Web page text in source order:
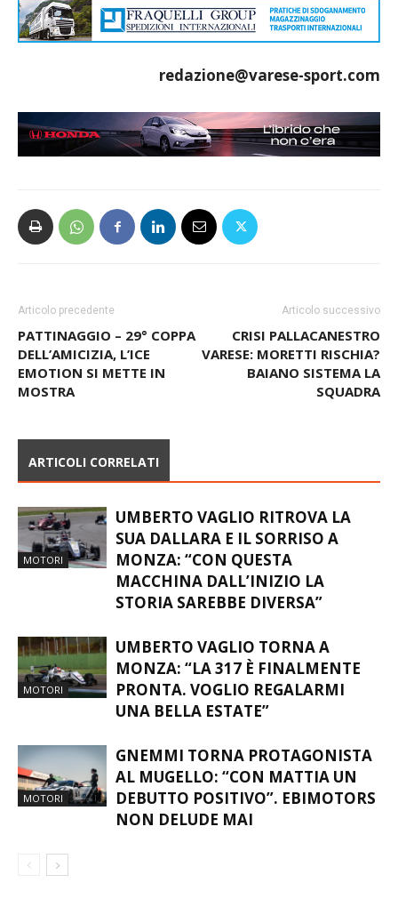
redazione@varese-sport.com
Articolo precedente
PATTINAGGIO – 29° COPPA
DELL’AMICIZIA, L’ICE
EMOTION SI METTE IN
MOSTRA
Articolo successivo
CRISI PALLACANESTRO
VARESE: MORETTI RISCHIA?
BAIANO SISTEMA LA
SQUADRA
ARTICOLI CORRELATI
MOTORI
UMBERTO VAGLIO RITROVA LA
SUA DALLARA E IL SORRISO A
MONZA: “CON QUESTA
MACCHINA DALL’INIZIO LA
STORIA SAREBBE DIVERSA”
MOTORI
UMBERTO VAGLIO TORNA A
MONZA: “LA 317 È FINALMENTE
PRONTA. VOGLIO REGALARMI
UNA BELLA ESTATE”
MOTORI
GNEMMI TORNA PROTAGONISTA
AL MUGELLO: “CON MATTIA UN
DEBUTTO POSITIVO”. EBIMOTORS
NON DELUDE MAI